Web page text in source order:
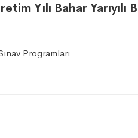
Yılı Bahar Yarıyılı
Programları